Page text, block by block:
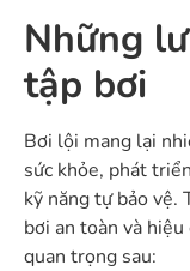
Những
tập bơi
Bơi lội mang lại
sức khỏe, phát
kỹ năng tự bảo vệ.
bơi an toàn và
quan trọng sau: